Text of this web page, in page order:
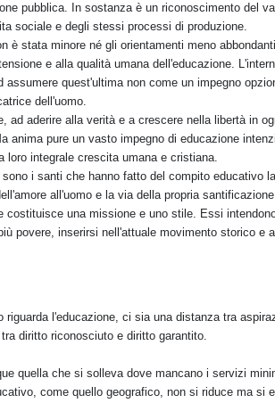
pubblica. In sostanza è un riconoscimento del
sociale e degli stessi processi di produzione.
è stata minore né gli orientamenti meno
e alla qualità umana dell'educazione.
assumere quest'ultima non come un impegno
dell'uomo.
ad aderire alla verità e a crescere nella libertà in
anima pure un vasto impegno di educazione
loro integrale crescita umana e cristiana.
i santi che hanno fatto del compito educativo
all'uomo e la via della propria
costituisce una missione e uno stile. Essi
povere, inserirsi nell'attuale movimento storico e
riguarda l'educazione, ci sia una distanza tra
diritto riconosciuto e diritto garantito.
quella che si solleva dove mancano i servizi
come quello geografico, non si riduce ma si